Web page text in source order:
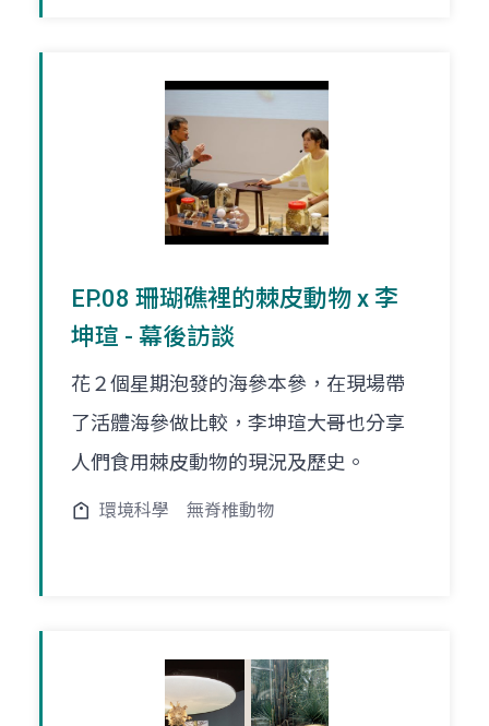
EP.08 珊瑚礁裡的棘皮動物 x 李
坤瑄 - 幕後訪談
花２個星期泡發的海參本參，在現場帶
了活體海參做比較，李坤瑄大哥也分享
人們食用棘皮動物的現況及歷史。
環境科學 無脊椎動物